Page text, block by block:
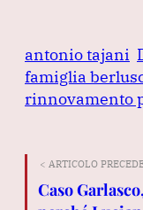
antonio tajani
famiglia
rinnovamento
< ARTICOLO
Caso Garlasco,